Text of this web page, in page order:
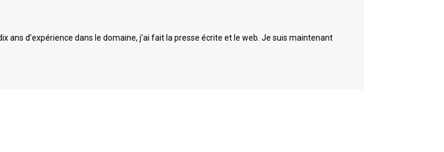
ans d’expérience dans le domaine, j’ai fait la presse écrite et le web. Je suis maintenant